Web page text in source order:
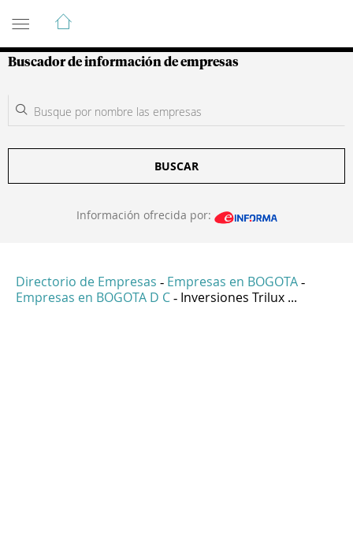
Guía de Empresas Colombianas
Buscador de información de empresas
BUSCAR
Información ofrecida por:
Directorio de Empresas - Empresas en BOGOTA -
Empresas en BOGOTA D C - Inversiones Trilux ...